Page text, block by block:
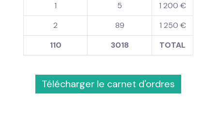
1
5
1 200 €
2
89
1 250 €
110
3018 TOTAL
Télécharger le carnet d'ordres